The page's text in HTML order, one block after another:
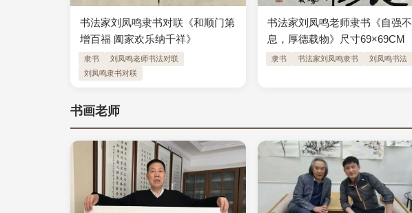
书法家刘凤鸣隶书对联《和顺门第
增百福 阖家欢乐纳千祥》
隶书
刘凤鸣老师书法对联
刘凤鸣隶书对联
书法家刘凤鸣老师隶书《自强不
息，厚德载物》尺寸69×69CM
隶书 书法家刘凤鸣隶书 刘凤鸣书法
书画老师